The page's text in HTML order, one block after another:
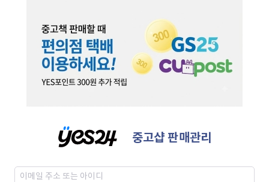
중고샵 판매관리